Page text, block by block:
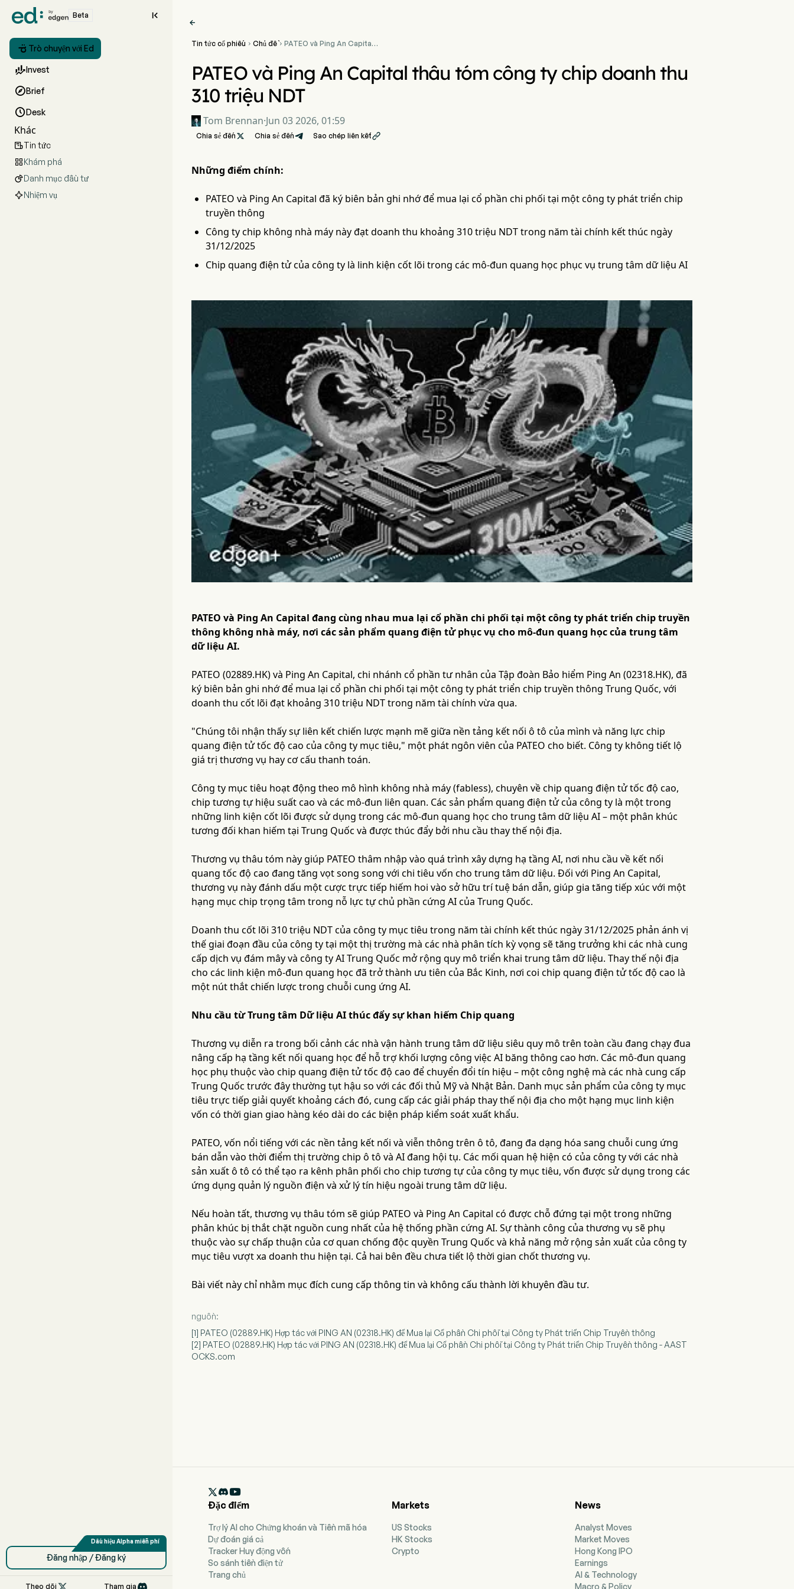
Beta 
 Trò chuyện với Ed
Invest
Brief
Desk
Khác
Tin tức
Khám phá
Danh mục đầu tư
Nhiệm vụ
Đăng nhập / Đăng ký
Theo dõi  Tham gia

Tin tức cổ phiếu  Chủ đề PATEO và Ping An Capital
PATEO và Ping An Capital thâu tóm công ty chip doanh thu
310 triệu NDT
Tom Brennan·Jun 03 2026, 01:59
Chia sẻ đến  Chia sẻ đến Sao chép liên kết
Những điểm chính:
PATEO và Ping An Capital đã ký biên bản ghi nhớ để mua lại cổ phần chi phối tại một công ty phát triển chip
truyền thông
Công ty chip không nhà máy này đạt doanh thu khoảng 310 triệu NDT trong năm tài chính kết thúc ngày
31/12/2025
Chip quang điện tử của công ty là linh kiện cốt lõi trong các mô-đun quang học phục vụ trung tâm dữ liệu AI
PATEO và Ping An Capital đang cùng nhau mua lại cổ phần chi phối tại một công ty phát triển chip truyền
thông không nhà máy, nơi các sản phẩm quang điện tử phục vụ cho mô-đun quang học của trung tâm
dữ liệu AI.
PATEO (02889.HK) và Ping An Capital, chi nhánh cổ phần tư nhân của Tập đoàn Bảo hiểm Ping An (02318.HK), đã
ký biên bản ghi nhớ để mua lại cổ phần chi phối tại một công ty phát triển chip truyền thông Trung Quốc, với
doanh thu cốt lõi đạt khoảng 310 triệu NDT trong năm tài chính vừa qua.
"Chúng tôi nhận thấy sự liên kết chiến lược mạnh mẽ giữa nền tảng kết nối ô tô của mình và năng lực chip
quang điện tử tốc độ cao của công ty mục tiêu," một phát ngôn viên của PATEO cho biết. Công ty không tiết lộ
giá trị thương vụ hay cơ cấu thanh toán.
Công ty mục tiêu hoạt động theo mô hình không nhà máy (fabless), chuyên về chip quang điện tử tốc độ cao,
chip tương tự hiệu suất cao và các mô-đun liên quan. Các sản phẩm quang điện tử của công ty là một trong
những linh kiện cốt lõi được sử dụng trong các mô-đun quang học cho trung tâm dữ liệu AI – một phân khúc
tương đối khan hiếm tại Trung Quốc và được thúc đẩy bởi nhu cầu thay thế nội địa.
Thương vụ thâu tóm này giúp PATEO thâm nhập vào quá trình xây dựng hạ tầng AI, nơi nhu cầu về kết nối
quang tốc độ cao đang tăng vọt song song với chi tiêu vốn cho trung tâm dữ liệu. Đối với Ping An Capital,
thương vụ này đánh dấu một cược trực tiếp hiếm hoi vào sở hữu trí tuệ bán dẫn, giúp gia tăng tiếp xúc với một
hạng mục chip trọng tâm trong nỗ lực tự chủ phần cứng AI của Trung Quốc.
Doanh thu cốt lõi 310 triệu NDT của công ty mục tiêu trong năm tài chính kết thúc ngày 31/12/2025 phản ánh vị
thế giai đoạn đầu của công ty tại một thị trường mà các nhà phân tích kỳ vọng sẽ tăng trưởng khi các nhà cung
cấp dịch vụ đám mây và công ty AI Trung Quốc mở rộng quy mô triển khai trung tâm dữ liệu. Thay thế nội địa
cho các linh kiện mô-đun quang học đã trở thành ưu tiên của Bắc Kinh, nơi coi chip quang điện tử tốc độ cao là
một nút thắt chiến lược trong chuỗi cung ứng AI.
Nhu cầu từ Trung tâm Dữ liệu AI thúc đẩy sự khan hiếm Chip quang
Thương vụ diễn ra trong bối cảnh các nhà vận hành trung tâm dữ liệu siêu quy mô trên toàn cầu đang chạy đua
nâng cấp hạ tầng kết nối quang học để hỗ trợ khối lượng công việc AI băng thông cao hơn. Các mô-đun quang
học phụ thuộc vào chip quang điện tử tốc độ cao để chuyển đổi tín hiệu – một công nghệ mà các nhà cung cấp
Trung Quốc trước đây thường tụt hậu so với các đối thủ Mỹ và Nhật Bản. Danh mục sản phẩm của công ty mục
tiêu trực tiếp giải quyết khoảng cách đó, cung cấp các giải pháp thay thế nội địa cho một hạng mục linh kiện
vốn có thời gian giao hàng kéo dài do các biện pháp kiểm soát xuất khẩu.
PATEO, vốn nổi tiếng với các nền tảng kết nối và viễn thông trên ô tô, đang đa dạng hóa sang chuỗi cung ứng
bán dẫn vào thời điểm thị trường chip ô tô và AI đang hội tụ. Các mối quan hệ hiện có của công ty với các nhà
sản xuất ô tô có thể tạo ra kênh phân phối cho chip tương tự của công ty mục tiêu, vốn được sử dụng trong các
ứng dụng quản lý nguồn điện và xử lý tín hiệu ngoài trung tâm dữ liệu.
Nếu hoàn tất, thương vụ thâu tóm sẽ giúp PATEO và Ping An Capital có được chỗ đứng tại một trong những
phân khúc bị thắt chặt nguồn cung nhất của hệ thống phần cứng AI. Sự thành công của thương vụ sẽ phụ
thuộc vào sự chấp thuận của cơ quan chống độc quyền Trung Quốc và khả năng mở rộng sản xuất của công ty
mục tiêu vượt xa doanh thu hiện tại. Cả hai bên đều chưa tiết lộ thời gian chốt thương vụ.
Bài viết này chỉ nhằm mục đích cung cấp thông tin và không cấu thành lời khuyên đầu tư.
nguồn:
[1] PATEO (02889.HK) Hợp tác với PING AN (02318.HK) để Mua lại Cổ phần Chi phối tại Công ty Phát triển Chip Truyền thông
[2] PATEO (02889.HK) Hợp tác với PING AN (02318.HK) để Mua lại Cổ phần Chi phối tại Công ty Phát triển Chip Truyền thông - AAST
OCKS.com

Đặc điểm
Trợ lý AI cho Chứng khoán và Tiền mã hóa
Dự đoán giá cả
Tracker Huy động vốn
So sánh tiền điện tử
Trang chủ
Markets
US Stocks
HK Stocks
Crypto
News
Analyst Moves
Market Moves
Hong Kong IPO
Earnings
AI & Technology
Macro & Policy